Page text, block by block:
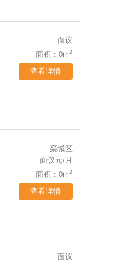
面议
面积：0m2
查看详情
栾城区
面议元/月
面积：0m2
查看详情
面议